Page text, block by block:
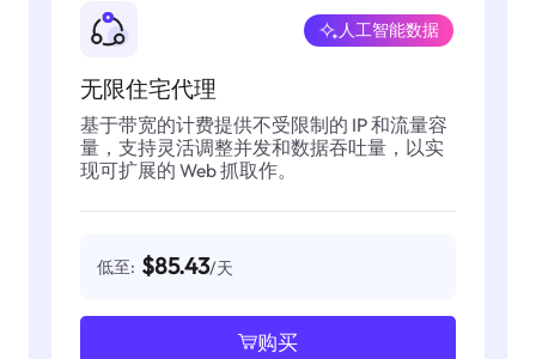
无限住宅代理
人工智能数据
基于带宽的计费提供不受限制的 IP 和流量容
量，支持灵活调整并发和数据吞吐量，以实
现可扩展的 Web 抓取作。
低至: $85.43/天
购买